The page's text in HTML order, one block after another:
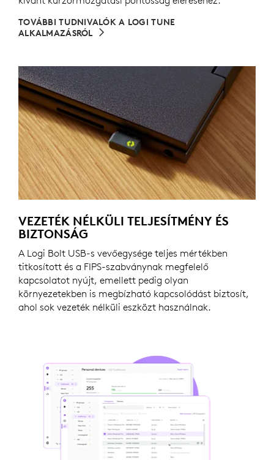
TOVÁBBI TUDNIVALÓK A LOGI TUNE
ALKALMAZÁSRÓL
VEZETÉK NÉLKÜLI TELJESÍTMÉNY ÉS
BIZTONSÁG
A Logi Bolt USB-s vevőegysége teljes mértékben
titkosított és a FIPS-szabványnak megfelelő
kapcsolatot nyújt, emellett pedig olyan
környezetekben is megbízható kapcsolódást biztosít,
ahol sok vezeték nélküli eszközt használnak.